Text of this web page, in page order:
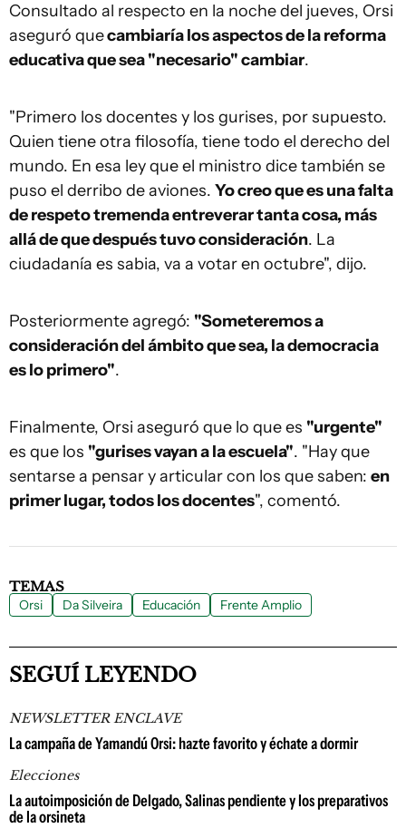
Consultado al respecto en la noche del jueves, Orsi
aseguró quecambiaría los aspectos de la reforma
educativa que sea "necesario" cambiar.
"Primero los docentes y los gurises, por supuesto.
Quien tiene otra filosofía, tiene todo el derecho del
mundo. En esa ley que el ministro dice también se
puso el derribo de aviones. Yo creo que es una falta
de respeto tremenda entreverar tanta cosa, más
allá de que después tuvo consideración. La
ciudadanía es sabia, va a votar en octubre", dijo.
Posteriormente agregó: "Someteremos a
consideración del ámbito que sea, la democracia
es lo primero".
Finalmente, Orsi aseguró que lo que es "urgente"
es que los "gurises vayan a la escuela". "Hay que
sentarse a pensar y articular con los que saben: en
primer lugar, todos los docentes", comentó.
TEMAS
Orsi Da Silveira Educación Frente Amplio
SEGUÍ LEYENDO
NEWSLETTER ENCLAVE
La campaña de Yamandú Orsi: hazte favorito y échate a dormir
Elecciones
La autoimposición de Delgado, Salinas pendiente y los preparativos
de la orsineta